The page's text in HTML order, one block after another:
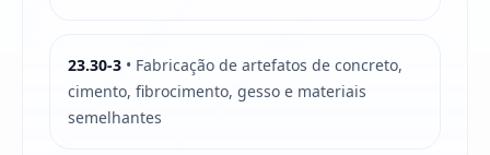
23.30-3 • Fabricação de artefatos de concreto,
cimento, fibrocimento, gesso e materiais
semelhantes